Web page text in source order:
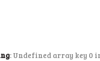
: Undefined array key 0